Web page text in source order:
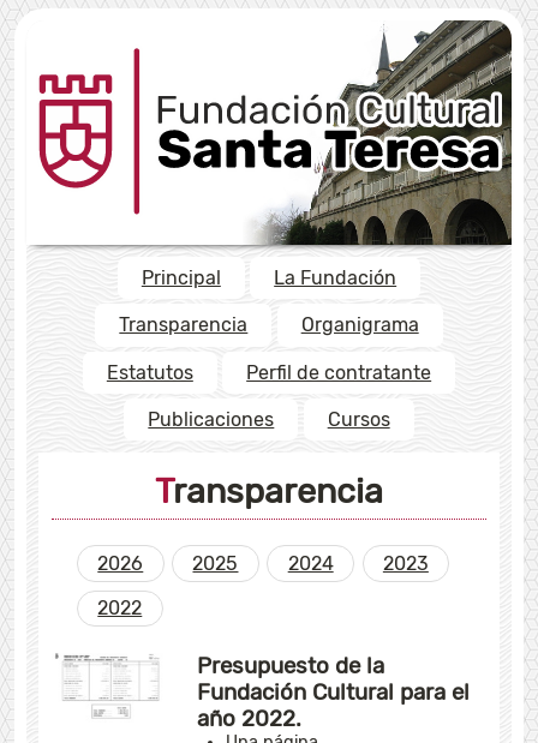
Principal La Fundación
Transparencia Organigrama
Estatutos Perfil de contratante
Publicaciones Cursos
Transparencia
2026 2025 2024
2023
2022
Presupuesto de la
Fundación Cultural para el
año 2022.